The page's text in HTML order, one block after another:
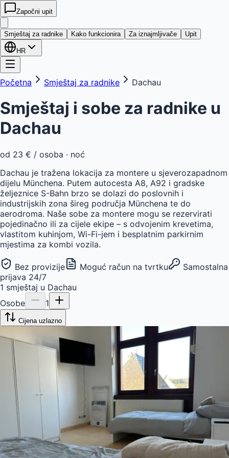
Započni upit
kwatera24
Smještaj za radnike Kako funkcionira Za iznajmljivače Upit
HR
Početna Smještaj za radnike Dachau
Smještaj i sobe za radnike u
Dachau
od 23 € / osoba · noć
Dachau je tražena lokacija za montere u sjeverozapadnom
dijelu Münchena. Putem autocesta A8, A92 i gradske
željeznice S-Bahn brzo se dolazi do poslovnih i
industrijskih zona šireg područja Münchena te do
aerodroma. Naše sobe za montere mogu se rezervirati
pojedinačno ili za cijele ekipe – s odvojenim krevetima,
vlastitom kuhinjom, Wi-Fi-jem i besplatnim parkirnim
mjestima za kombi vozila.
Bez provizije Moguć račun na tvrtku
Samostalna
prijava 24/7
1 smještaj u Dachau
Osobe
1
Cijena uzlazno